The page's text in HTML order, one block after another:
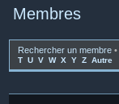
Membres
Rechercher un membre •
T U V W X Y Z Autre